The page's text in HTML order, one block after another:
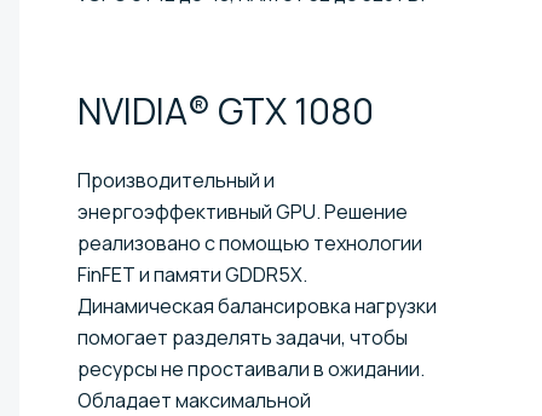
NVIDIA® GTX1080
Производительный и
энергоэффективный GPU. Решение
реализовано с помощью технологии
FinFET и памяти GDDR5X.
Динамическая балансировка нагрузки
помогает разделять задачи, чтобы
ресурсы не простаивали в ожидании.
Обладает максимальной